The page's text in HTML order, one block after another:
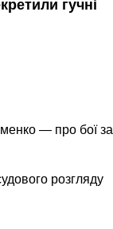
— про бої за
розгляду